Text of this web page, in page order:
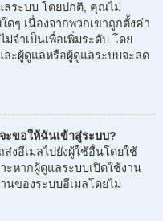
ลระบบ โดยปกติ, คุณไม่
ดๆ เนื่องจากพวกเขาถูกตั้งค่า
จำเป็นเพื่อเพิ่มระดับ โดย
ะผู้ดูแลหรือผู้ดูแลระบบจะลด
ะขอให้ฉันเข้าสู่ระบบ?
งอีเมลไปยังผู้ใช้อื่นโดยใช้
ะหากผู้ดูแลระบบเปิดใช้งาน
ของระบบอีเมลโดยไม่